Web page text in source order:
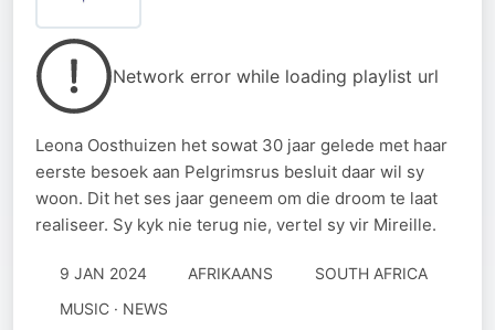
Network error while loading playlist url
Leona Oosthuizen het sowat 30 jaar gelede met haar
eerste besoek aan Pelgrimsrus besluit daar wil sy
woon. Dit het ses jaar geneem om die droom te laat
realiseer. Sy kyk nie terug nie, vertel sy vir Mireille.
9 JAN 2024 AFRIKAANS
SOUTH AFRICA
MUSIC · NEWS